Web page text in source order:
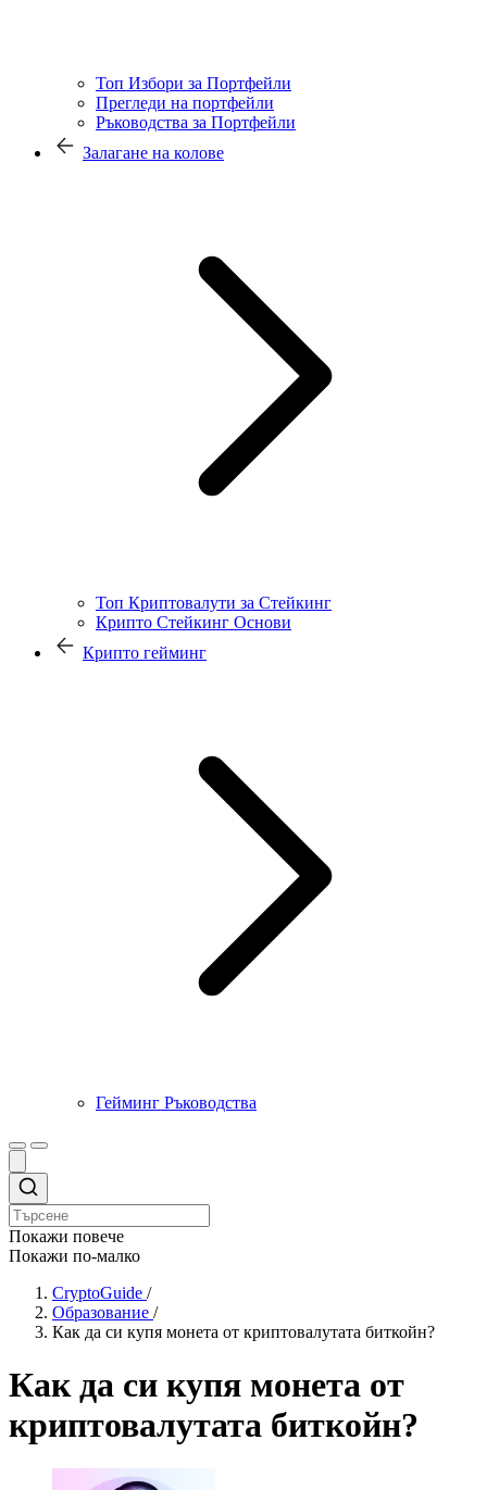
Топ Избори за Портфейли
Прегледи на портфейли
Ръководства за Портфейли
Залагане на колове
Топ Криптовалути за Стейкинг
Крипто Стейкинг Основи
Крипто гейминг
Гейминг Ръководства
Покажи повече
Покажи по-малко
CryptoGuide /
Образование /
Как да си купя монета от криптовалутата биткойн?
Как да си купя монета от
криптовалутата биткойн?